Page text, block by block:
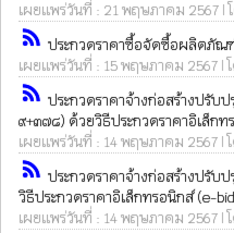
เผยแพร่วันที่ : 21 พฤษภาคม 2567 |
rss_feed ประกวดราคาซื้อจัดซื้อผลิตภัณ
เผยแพร่วันที่ : 15 พฤษภาคม 2567 |
rss_feed ประกวดราคาจ้างก่อสร้างปรั
๙+๓๗๘) ด้วยวิธีประกวดราคาอิเล็ก
เผยแพร่วันที่ : 14 พฤษภาคม 2567 |
rss_feed ประกวดราคาจ้างก่อสร้างปรั
วิธีประกวดราคาอิเล็กทรอนิกส์ (e-
เผยแพร่วันที่ : 14 พฤษภาคม 2567 |